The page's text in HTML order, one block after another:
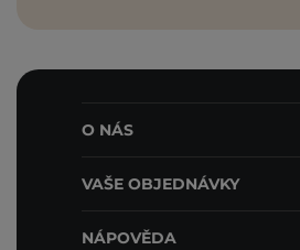
O NÁS
VAŠE OBJEDNÁVKY
NÁPOVĚDA